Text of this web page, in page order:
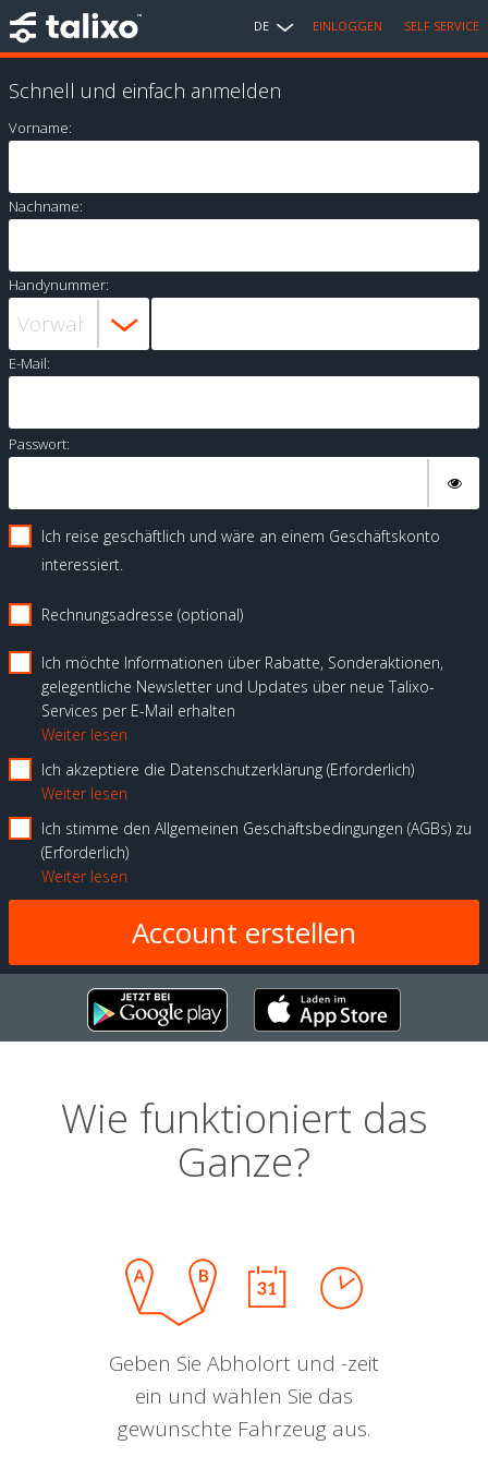
DE EINLOGGEN SELF SERVICE
Schnell und einfach anmelden
Vorname:
Nachname:
Handynummer:
E-Mail:
Passwort:
Ich reise geschäftlich und wäre an einem Geschäftskonto
interessiert.
Rechnungsadresse (optional)
Ich möchte Informationen über Rabatte, Sonderaktionen,
gelegentliche Newsletter und Updates über neue Talixo-
Services per E-Mail erhalten
Weiter lesen
Ich akzeptiere die Datenschutzerklärung Erforderlich
Weiter lesen
Ich stimme den Allgemeinen Geschäftsbedingungen (AGBs) zu
Erforderlich
Weiter lesen
Wie funktioniert das
Ganze?
Geben Sie Abholort und -zeit
ein und wählen Sie das
gewünschte Fahrzeug aus.